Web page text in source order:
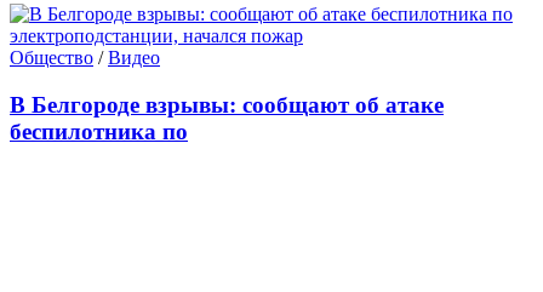
Общество /Видео
В Белгороде взрывы: сообщают об атаке
беспилотника по